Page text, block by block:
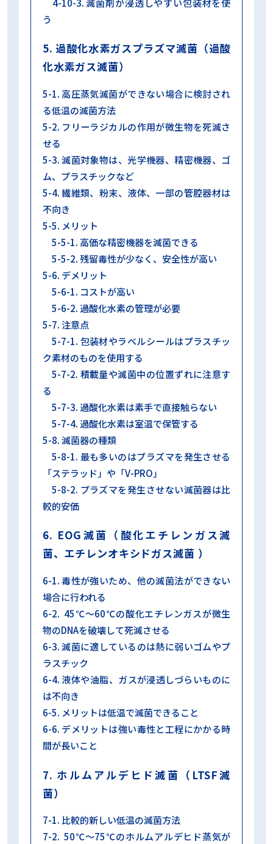
う
5. 過酸化水素ガスプラズマ滅菌（過酸
化水素ガス滅菌）
5-1. 高圧蒸気滅菌ができない場合に検討され
る低温の滅菌方法
5-2. フリーラジカルの作用が微生物を死滅さ
せる
5-3. 滅菌対象物は、光学機器、精密機器、ゴ
ム、プラスチックなど
5-4. 繊維類、粉末、液体、一部の管腔器材は
不向き
5-5. メリット
5-5-1. 高価な精密機器を滅菌できる
5-5-2. 残留毒性が少なく、安全性が高い
5-6. デメリット
5-6-1. コストが高い
5-6-2. 過酸化水素の管理が必要
5-7. 注意点
5-7-1. 包装材やラベルシールはプラスチッ
ク素材のものを使用する
5-7-2. 積載量や滅菌中の位置ずれに注意す
る
5-7-3. 過酸化水素は素手で直接触らない
5-7-4. 過酸化水素は室温で保管する
5-8. 滅菌器の種類
5-8-1. 最も多いのはプラズマを発生させる
「ステラッド」や「V-PRO」
5-8-2. プラズマを発生させない滅菌器は比
較的安価
6. EOG滅菌（酸化エチレンガス滅
菌、エチレンオキシドガス滅菌 ）
6-1. 毒性が強いため、他の滅菌法ができない
場合に行われる
6-2. 45℃～60℃の酸化エチレンガスが微生
物のDNAを破壊して死滅させる
6-3. 滅菌に適しているのは熱に弱いゴムやプ
ラスチック
6-4. 液体や油脂、ガスが浸透しづらいものに
は不向き
6-5. メリットは低温で滅菌できること
6-6. デメリットは強い毒性と工程にかかる時
間が長いこと
7. ホルムアルデヒド滅菌（LTSF滅
菌）
7-1. 比較的新しい低温の滅菌方法
7-2. 50℃～75℃のホルムアルデヒド蒸気が